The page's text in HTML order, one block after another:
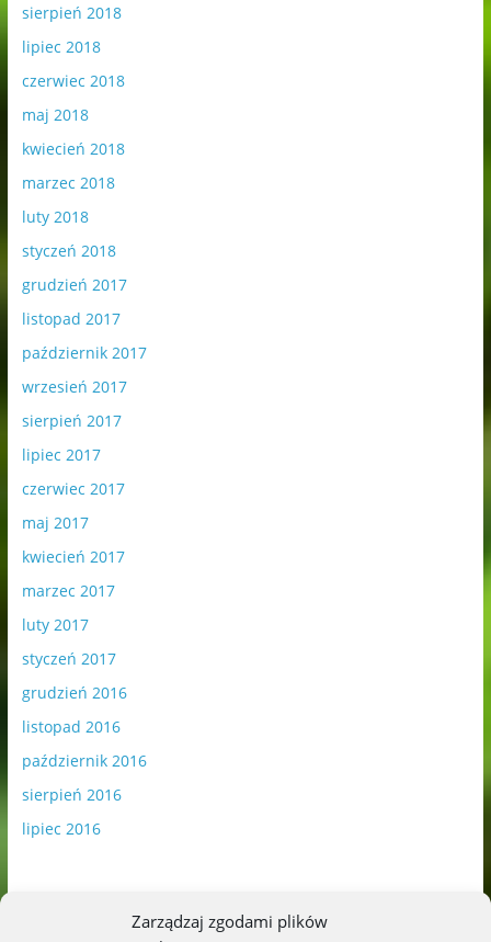
Zarządzaj zgodami plików
sierpień 2018
lipiec 2018
czerwiec 2018
maj 2018
kwiecień 2018
marzec 2018
luty 2018
styczeń 2018
grudzień 2017
listopad 2017
październik 2017
wrzesień 2017
sierpień 2017
lipiec 2017
czerwiec 2017
maj 2017
kwiecień 2017
marzec 2017
luty 2017
styczeń 2017
grudzień 2016
listopad 2016
październik 2016
sierpień 2016
lipiec 2016